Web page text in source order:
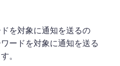
を対象に通知を送るの
ードを対象に通知を送る
。